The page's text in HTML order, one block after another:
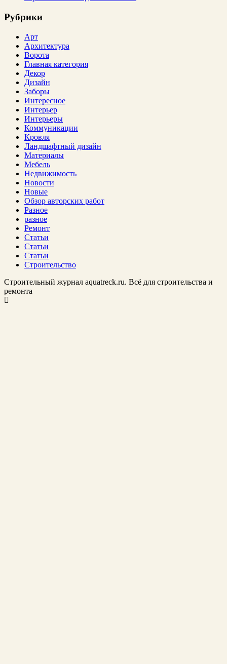
Рубрики
Арт
Архитектура
Ворота
Главная категория
Декор
Дизайн
Заборы
Интересное
Интерьер
Интерьеры
Коммуникации
Кровля
Ландшафтный дизайн
Материалы
Мебель
Недвижимость
Новости
Новые
Обзор авторских работ
Разное
разное
Ремонт
Статьи
Статьи
Статьи
Строительство
Строительный журнал aquatreck.ru. Всё для строительства и
ремонта